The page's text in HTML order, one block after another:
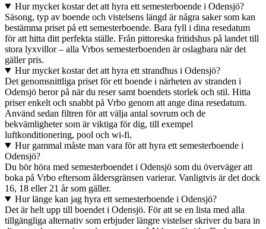
Hur mycket kostar det att hyra ett semesterboende i Odensjö?
Säsong, typ av boende och vistelsens längd är några saker som kan
bestämma priset på ett semesterboende. Bara fyll i dina resedatum
för att hitta ditt perfekta ställe. Från pittoreska fritidshus på landet till
stora lyxvillor – alla Vrbos semesterboenden är oslagbara när det
gäller pris.
Hur mycket kostar det att hyra ett strandhus i Odensjö?
Det genomsnittliga priset för ett boende i närheten av stranden i
Odensjö beror på när du reser samt boendets storlek och stil. Hitta
priser enkelt och snabbt på Vrbo genom att ange dina resedatum.
Använd sedan filtren för att välja antal sovrum och de
bekvämligheter som är viktiga för dig, till exempel
luftkonditionering, pool och wi-fi.
Hur gammal måste man vara för att hyra ett semesterboende i
Odensjö?
Du bör höra med semesterboendet i Odensjö som du överväger att
boka på Vrbo eftersom åldersgränsen varierar. Vanligtvis är det dock
16, 18 eller 21 år som gäller.
Hur länge kan jag hyra ett semesterboende i Odensjö?
Det är helt upp till boendet i Odensjö. För att se en lista med alla
tillgängliga alternativ som erbjuder längre vistelser skriver du bara in